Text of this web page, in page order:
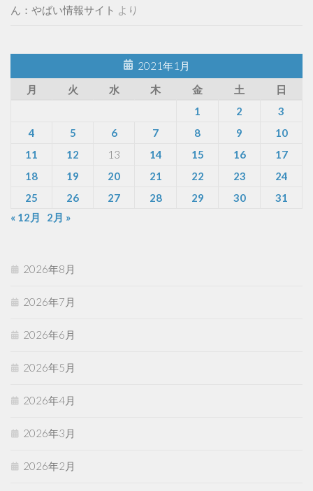
ん：やばい情報サイト より
2021年1月
月
火 水 木 金 土
日
1
2
3
4
5 6 7 8 9
10
11
12 13 14 15 16
17
18
19 20 21 22 23
24
25
26 27 28 29 30
31
« 12月
2月 »
2026年8月
2026年7月
2026年6月
2026年5月
2026年4月
2026年3月
2026年2月